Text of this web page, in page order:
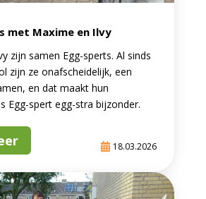
met Maxime en Ilvy
zijn samen Egg-sperts. Al sinds
zijn ze onafscheidelijk, een
en dat maakt hun
Egg-spert egg-stra bijzonder.
18.03.2026